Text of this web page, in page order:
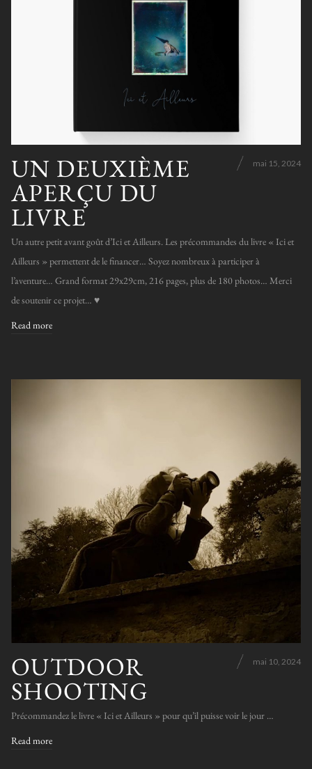
UN DEUXIÈME
APERÇU DU
LIVRE
mai 15, 2024
Un autre petit avant goût d’Ici et Ailleurs. Les précommandes du livre « Ici et
Ailleurs » permettent de le financer… Soyez nombreux à participer à
l’aventure… Grand format 29x29cm, 216 pages, plus de 180 photos… Merci
de soutenir ce projet… ♥️
Read more
OUTDOOR
SHOOTING
mai 10, 2024
Précommandez le livre « Ici et Ailleurs » pour qu’il puisse voir le jour …
Read more